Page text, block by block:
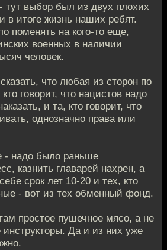
выбор был из двух плохих
в итоге жизнь наших ребят.
поменять на кого-то еще,
военных в наличии
человек.
что любая из сторон по
говорит, что нацистов надо
и та, кто говорит, что
однозначно права или
- надо было раньше
казнить главарей нахрен, а
срок лет 10-20 и тех, кто
- вот из тех обменный фонд.
простое пушечное мясо, а не
Да и из них уже